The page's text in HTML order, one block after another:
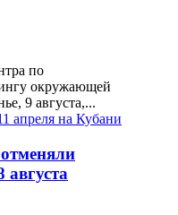
по
окружающей
9 августа,...
августа